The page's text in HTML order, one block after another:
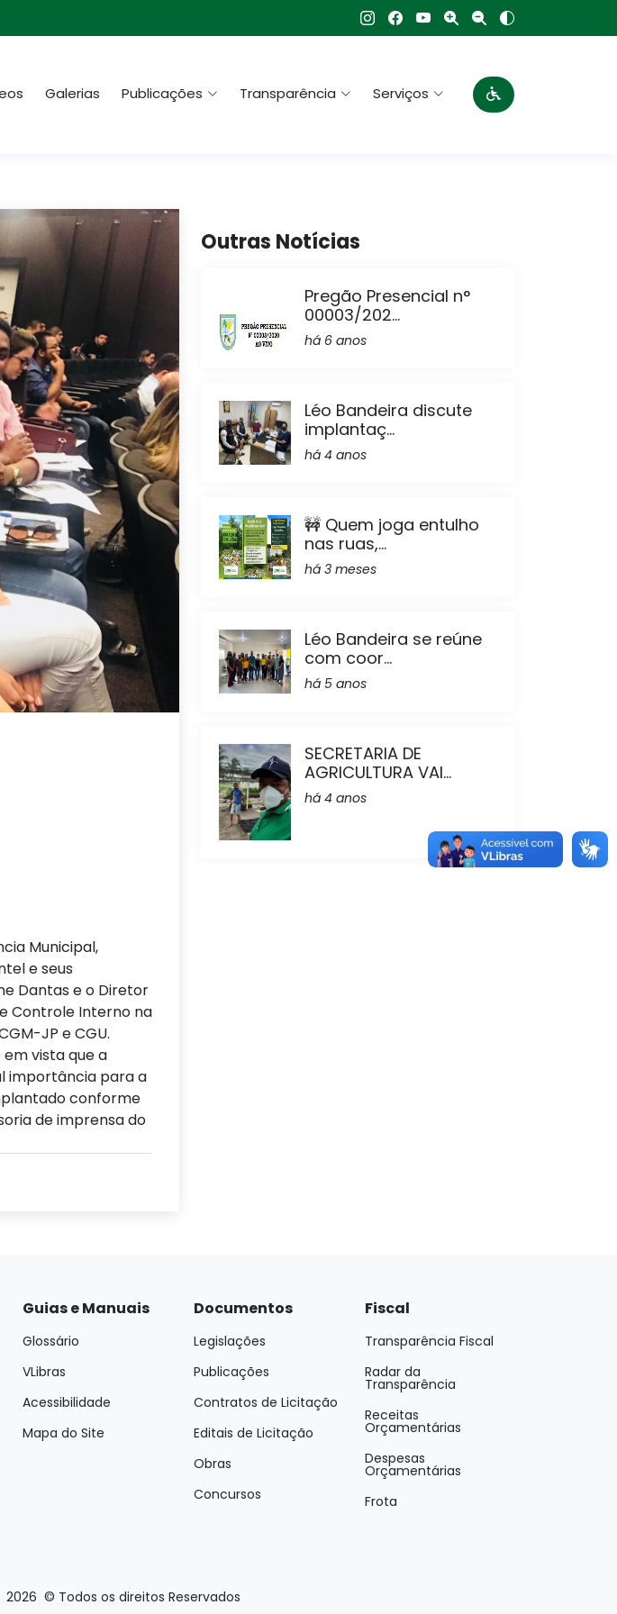
Galerias Publicações Transparência Serviços
Municipal,
e seus
Dantas e o Diretor
Controle Interno na
JP e CGU.
vista que a
importância para a
conforme
de imprensa do
Outras Notícias
Pregão Presencial n°
00003/202...
há 6 anos
Léo Bandeira discute
implantaç...
há 4 anos
🚧 Quem joga entulho
nas ruas,...
há 3 meses
Léo Bandeira se reúne
com coor...
há 5 anos
SECRETARIA DE
AGRICULTURA VAI...
há 4 anos
Guias e Manuais
Glossário
VLibras
Acessibilidade
Mapa do Site
Documentos
Legislações
Publicações
Contratos de Licitação
Editais de Licitação
Obras
Concursos
Fiscal
Transparência Fiscal
Radar da
Transparência
Receitas
Orçamentárias
Despesas
Orçamentárias
Frota
2026 © Todos os direitos Reservados